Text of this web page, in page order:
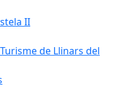
II
de Llinars del